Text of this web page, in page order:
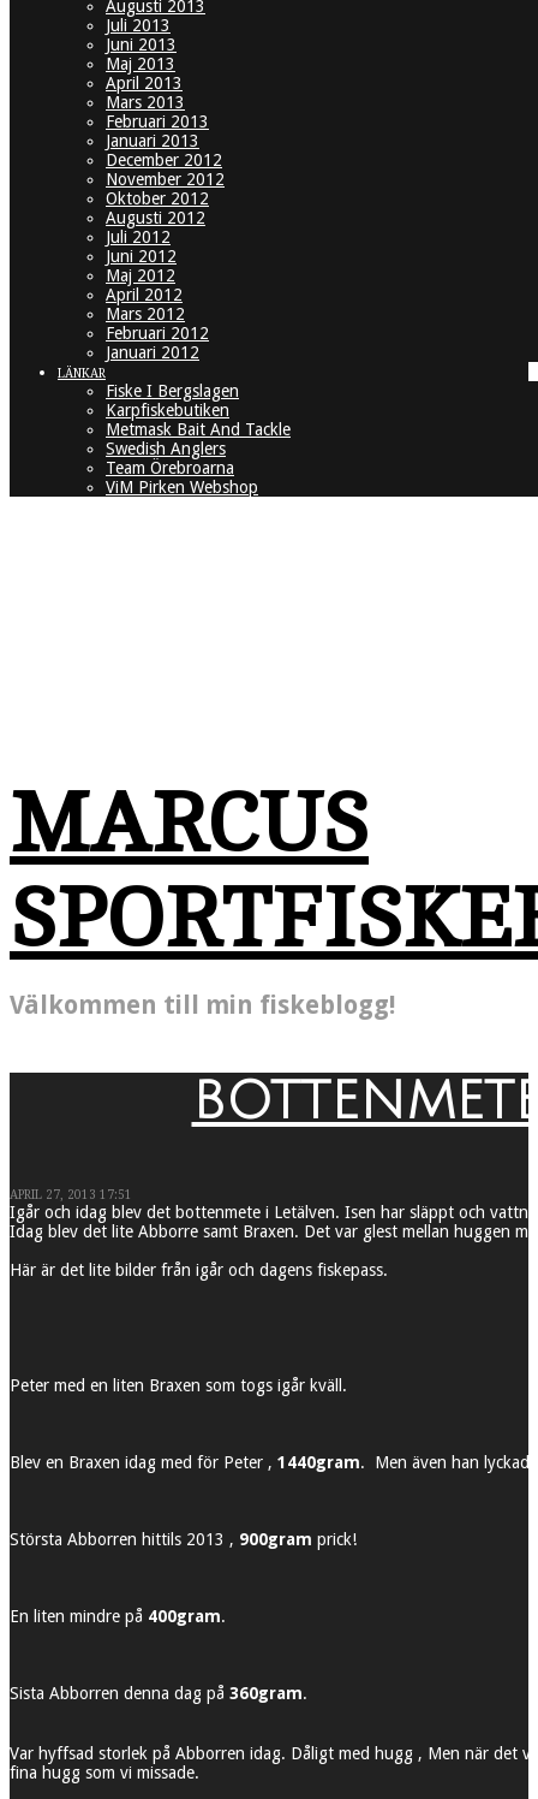
Augusti 2013
Juli 2013
Juni 2013
Maj 2013
April 2013
Mars 2013
Februari 2013
Januari 2013
December 2012
November 2012
Oktober 2012
Augusti 2012
Juli 2012
Juni 2012
Maj 2012
April 2012
Mars 2012
Februari 2012
Januari 2012
LÄNKAR
Fiske I Bergslagen
Karpfiskebutiken
Metmask Bait And Tackle
Swedish Anglers
Team Örebroarna
ViM Pirken Webshop
MARCUS
Välkommen till min fiskeblogg!
APRIL 27, 2013 17:51
Igår och idag blev det bottenmete i Letälven. Isen har släppt och
Idag blev det lite Abborre samt Braxen. Det var glest mellan huggen
Här är det lite bilder från igår och dagens fiskepass.
Peter med en liten Braxen som togs igår kväll.
Blev en Braxen idag med för Peter , 1440gram. Men även han
Största Abborren hittils 2013 , 900gram prick!
En liten mindre på 400gram.
Sista Abborren denna dag på 360gram.
Var hyffsad storlek på Abborren idag. Dåligt med hugg , Men när det
fina hugg som vi missade.